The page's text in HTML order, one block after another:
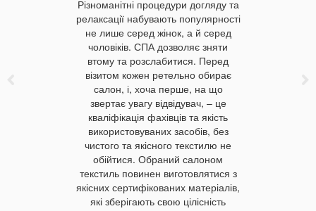
Різноманітні процедури догляду та
релаксації набувають популярності
не лише серед жінок, а й серед
чоловіків. СПА дозволяє зняти
втому та розслабитися. Перед
візитом кожен ретельно обирає
салон, і, хоча перше, на що
звертає увагу відвідувач, – це
кваліфікація фахівців та якість
використовуваних засобів, без
чистого та якісного текстилю не
обійтися. Обраний салоном
текстиль повинен виготовлятися з
якісних сертифікованих матеріалів,
які зберігають свою цілісність